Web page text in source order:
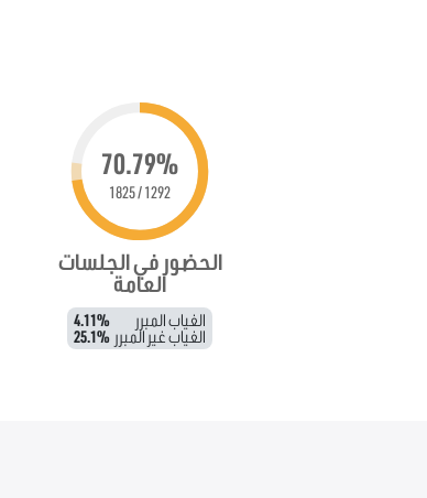
70.79%
1292 / 1825
الحضور في الجلسات
العامة
الغياب المبرر 4.11%
الغياب غير المبرر 25.1%